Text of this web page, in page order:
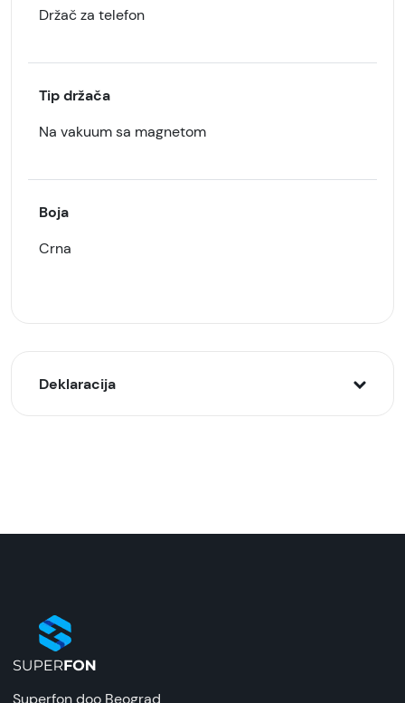
Držač za telefon
Tip držača
Na vakuum sa magnetom
Boja
Crna
Deklaracija
Držač za telefon
EAN:
8676424205959
Zemlja porekla:
Superfon doo Beograd